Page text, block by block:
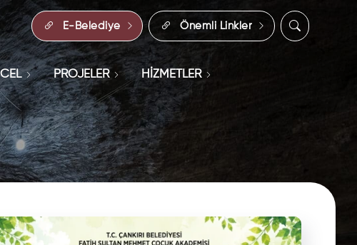
E-Belediye Önemli Linkler
PROJELER HİZMETLER